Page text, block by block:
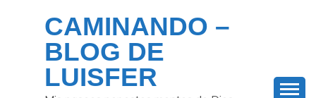
contenido
CAMINANDO –
BLOG DE
LUISFER